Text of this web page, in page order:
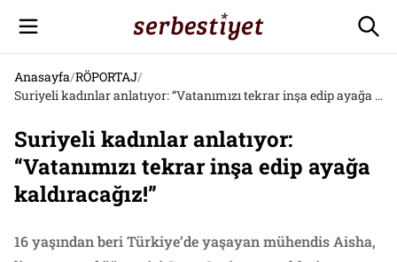
Anasayfa/RÖPORTAJ/
Suriyeli kadınlar anlatıyor: “Vatanımızı tekrar inşa edip ayağa kaldıracağız!”
Suriyeli kadınlar anlatıyor:
“Vatanımızı tekrar inşa edip ayağa
kaldıracağız!”
16 yaşından beri Türkiye’de yaşayan mühendis Aisha,